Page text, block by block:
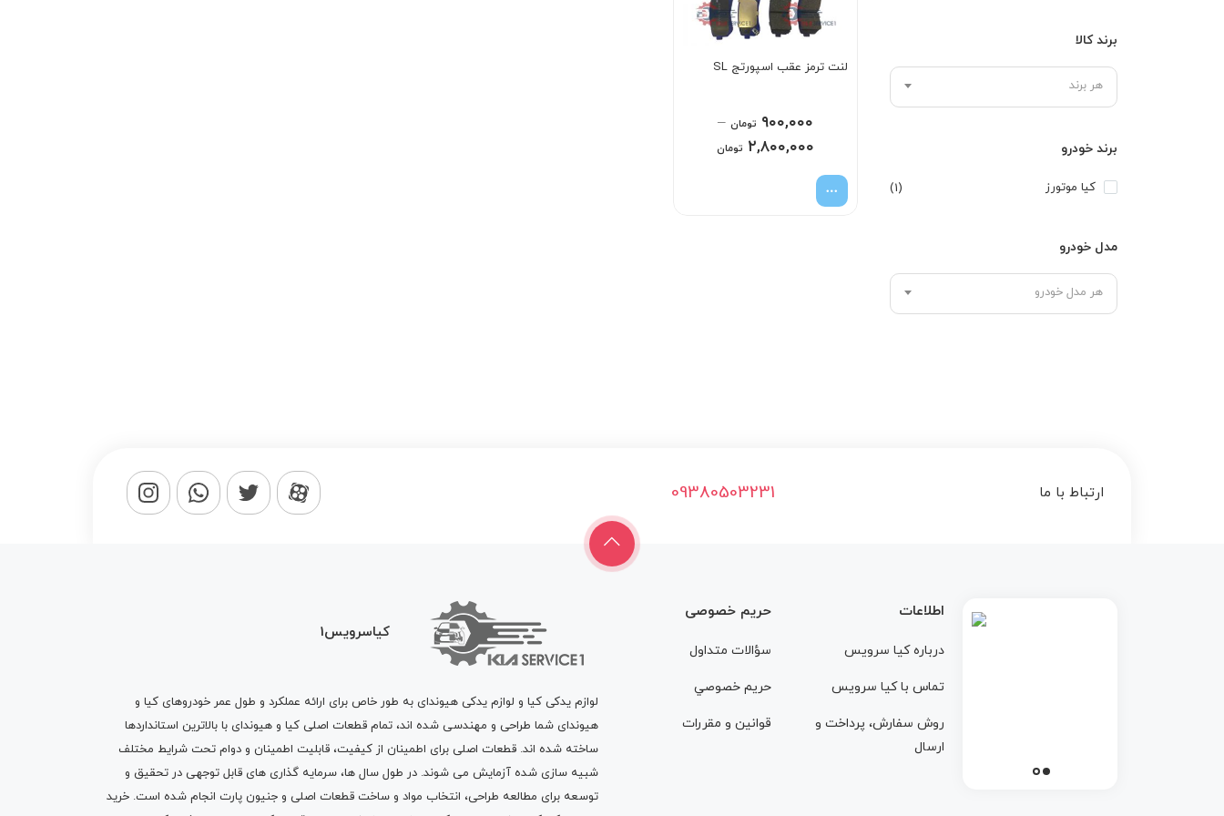
برند کالا
هر برند
برند خودرو
کیا موتورز (1)
مدل خودرو
هر مدل خودرو
لنت ترمز عقب اسپورتج SL
۹۰۰,۰۰۰ تومان –
۲,۸۰۰,۰۰۰ تومان
ارتباط با ما 09380503231
اطلاعات
درباره کيا سرويس
تماس با کيا سرويس
روش سفارش، پرداخت و
ارسال
حریم خصوصی
سؤالات متداول
حريم خصوصي
قوانين و مقررات
کیاسرویس1
لوازم یدکی کیا و لوازم یدکی هیوندای به طور خاص برای ارائه عملکرد و طول عمر خودروهای کیا و
هیوندای شما طراحی و مهندسی شده اند، تمام قطعات اصلی کیا و هیوندای با بالاترین استانداردها
ساخته شده اند. قطعات اصلی برای اطمینان از کیفیت، قابلیت اطمینان و دوام تحت شرایط مختلف
شبیه سازی شده آزمایش می شوند. در طول سال ها، سرمایه گذاری های قابل توجهی در تحقیق و
توسعه برای مطالعه طراحی، انتخاب مواد و ساخت قطعات اصلی و جنیون پارت انجام شده است. خرید